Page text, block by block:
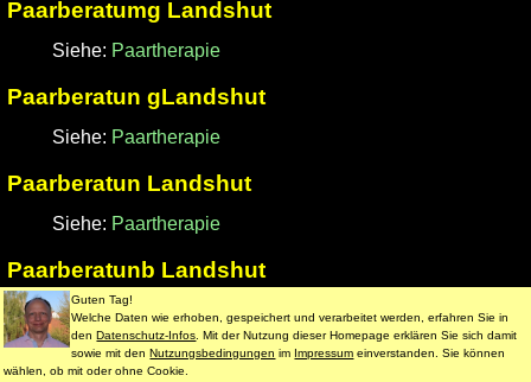
Paarberatumg Landshut
Siehe: Paartherapie
Paarberatun gLandshut
Siehe: Paartherapie
Paarberatun Landshut
Siehe: Paartherapie
Paarberatunb Landshut
Siehe: Paartherapie
Paarberatunf Landshut
Guten Tag!
Welche Daten wie erhoben, gespeichert und verarbeitet werden, erfahren Sie in
denDatenschutz-Infos . Mit der Nutzung dieser Homepage erklären Sie sich damit
sowie mit denNutzungsbedingungen im Impressum einverstanden. Sie können
wählen, ob mit oder ohne Cookie.